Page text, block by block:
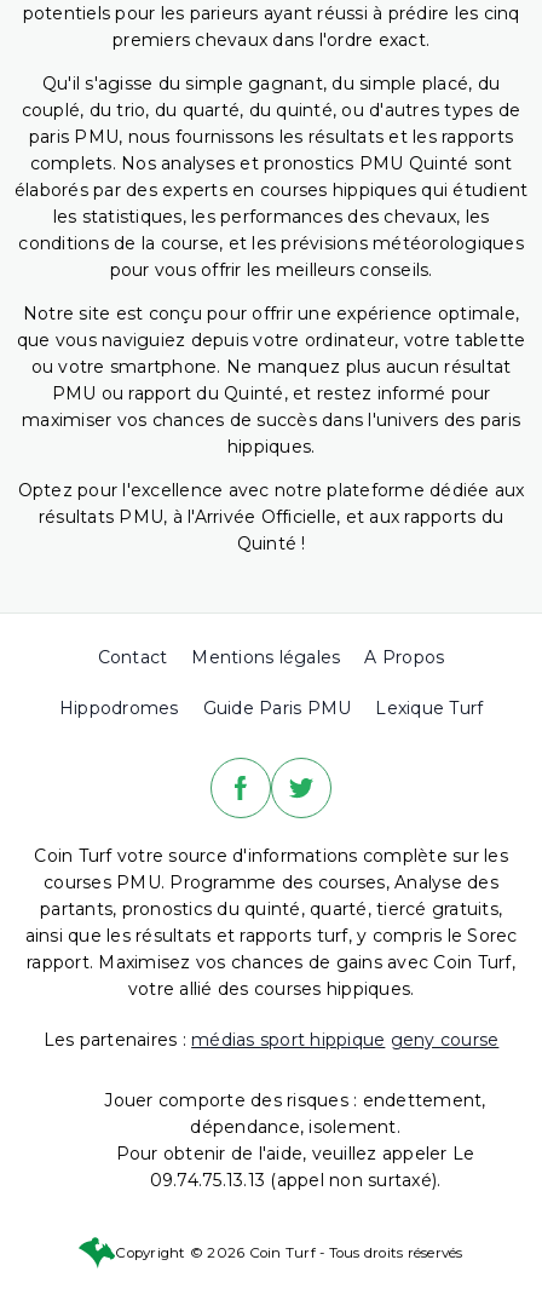
potentiels pour les parieurs ayant réussi à prédire les cinq
premiers chevaux dans l'ordre exact.
Qu'il s'agisse du simple gagnant, du simple placé, du
couplé, du trio, du quarté, du quinté, ou d'autres types de
paris PMU, nous fournissons les résultats et les rapports
complets. Nos analyses et pronostics PMU Quinté sont
élaborés par des experts en courses hippiques qui étudient
les statistiques, les performances des chevaux, les
conditions de la course, et les prévisions météorologiques
pour vous offrir les meilleurs conseils.
Notre site est conçu pour offrir une expérience optimale,
que vous naviguiez depuis votre ordinateur, votre tablette
ou votre smartphone. Ne manquez plus aucun résultat
PMU ou rapport du Quinté, et restez informé pour
maximiser vos chances de succès dans l'univers des paris
hippiques.
Optez pour l'excellence avec notre plateforme dédiée aux
résultats PMU, à l'Arrivée Officielle, et aux rapports du
Quinté !
Contact Mentions légales A Propos
Hippodromes Guide Paris PMU Lexique Turf
Coin Turf votre source d'informations complète sur les
courses PMU. Programme des courses, Analyse des
partants, pronostics du quinté, quarté, tiercé gratuits,
ainsi que les résultats et rapports turf, y compris le Sorec
rapport. Maximisez vos chances de gains avec Coin Turf,
votre allié des courses hippiques.
Les partenaires : médias sport hippique geny course
Jouer comporte des risques : endettement,
dépendance, isolement.
Pour obtenir de l'aide, veuillez appeler Le
09.74.75.13.13 (appel non surtaxé).
Copyright © 2026 Coin Turf - Tous droits réservés